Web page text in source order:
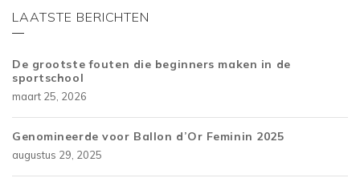
LAATSTE BERICHTEN
De grootste fouten die beginners maken in de
sportschool
maart 25, 2026
Genomineerde voor Ballon d’Or Feminin 2025
augustus 29, 2025